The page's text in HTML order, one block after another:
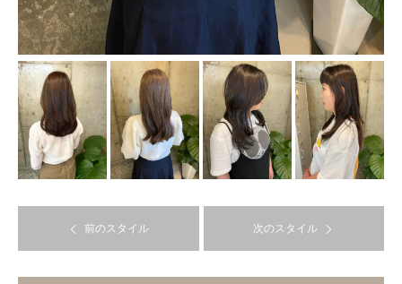
前のスタイル 次のスタイル